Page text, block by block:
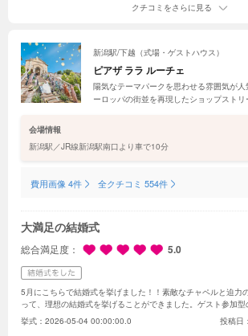
クチコミをさらに見る
新潟駅/下越（式場・ゲストハウス）
ピアザ ララ ルーチェ
陽気なテーマパークを思わせる雰囲気が人
ーロッパの街並を再現したショップスト
会場情報
新潟駅／JR線新潟駅南口より車で10分
費用画像 4件 全クチコミ 554件
大満足の結婚式
総合満足度 5.0
5月にこちらで結婚式を挙げました！！ 素敵なチャペルと迫力
って、理想の結婚式を挙げることができました。 ゲスト参加型
ので、やりたいことをプランナーさんに相談し、全部やること
足しています。
また、プランナーさんやスタッフさんと話して
挙式： 2026-05-04 00:00:00.0 投稿日